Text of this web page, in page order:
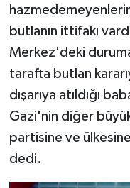
butlanın ittifakı
Merkez'deki
tarafta butlan
dışarıya atıldığı
Gazi'nin diğer
partisine ve
dedi.